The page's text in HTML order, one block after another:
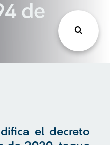
de
el decreto